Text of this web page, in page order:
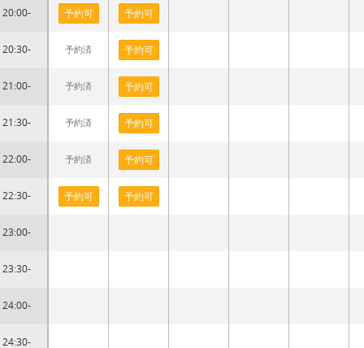
20:00-
20:30-
21:00-
21:30-
22:00-
22:30-
23:00-
23:30-
24:00-
24:30-
予約可
予約済
予約済
予約済
予約済
予約可
予約可
予約可
予約可
予約可
予約可
予約可